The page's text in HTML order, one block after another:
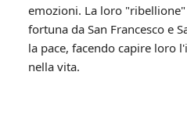
emozioni. La loro
fortuna da San Francesco e
la pace, facendo capire loro
nella vita.